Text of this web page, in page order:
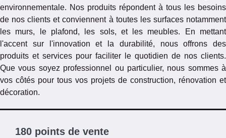
environnementale. Nos produits répondent à tous les besoins
de nos clients et conviennent à toutes les surfaces notamment
les murs, le plafond, les sols, et les meubles. En mettant
l'accent sur l'innovation et la durabilité, nous offrons des
produits et services pour faciliter le quotidien de nos clients.
Que vous soyez professionnel ou particulier, nous sommes à
vos côtés pour tous vos projets de construction, rénovation et
décoration.
180 points de vente